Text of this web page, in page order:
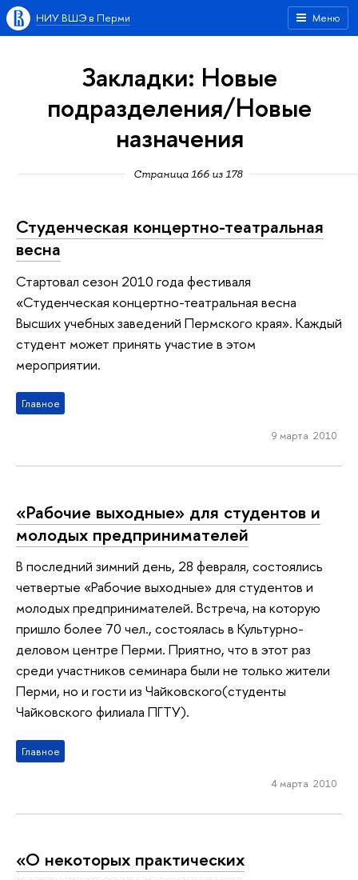
Меню
НИУ ВШЭ в Перми
Закладки: Новые
подразделения/Новые
назначения
Страница 166 из 178
Студенческая концертно-театральная
весна
Стартовал сезон 2010 года фестиваля
«Студенческая концертно-театральная весна
Высших учебных заведений Пермского края». Каждый
студент может принять участие в этом
мероприятии.
Главное
9 марта 2010
«Рабочие выходные» для студентов и
молодых предпринимателей
В последний зимний день, 28 февраля, состоялись
четвертые «Рабочие выходные» для студентов и
молодых предпринимателей. Встреча, на которую
пришло более 70 чел., состоялась в Культурно-
деловом центре Перми. Приятно, что в этот раз
среди участников семинара были не только жители
Перми, но и гости из Чайковского(студенты
Чайковского филиала ПГТУ).
Главное
4 марта 2010
«О некоторых практических